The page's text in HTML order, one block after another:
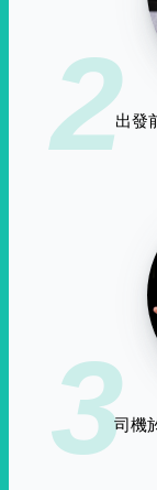
2出發
3司機